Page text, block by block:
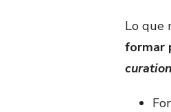
Lo que
formar
curation